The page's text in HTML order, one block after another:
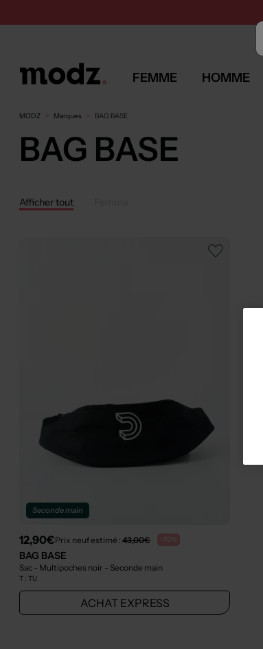
FEMME HOMME
MODZ Marques BAG BASE
BAG BASE
Afficher tout
Seconde main
12,90€Prix neuf estimé :43,00€ -70%
BAG BASE
Sac - Multipoches noir - Seconde main
T : TU
ACHAT EXPRESS